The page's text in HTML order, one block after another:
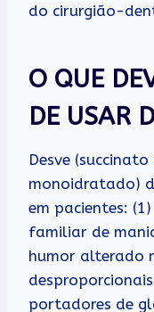
do cirurgião-
O QUE
DE USAR
Desve
monoidratado)
em pacientes:
familiar de
humor alterado
portadores de